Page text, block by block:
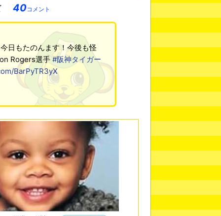
40コメント
日もたのんます！今後も怪
Rogers選手 #阪神タイガー
BarPyTR3yX